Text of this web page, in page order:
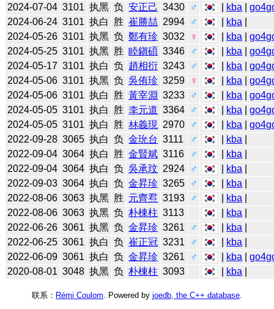
2024-07-04 3101 执黑 负 安正己 3430 ♂ kba |
2024-06-24 3101 执白 胜 崔勝喆 2994 ♂ kba
2024-05-26 3101 执黑 负 鄭有珍 3032 ♀ kba |
2024-05-25 3101 执黑 胜 睦鎭碩 3346 ♂ kba |
2024-05-17 3101 执白 负 趙相衍 3243 ♂ kba |
2024-05-06 3101 执黑 负 吳侑珍 3259 ♀ kba |
2024-05-06 3101 执白 胜 黃宰淵 3233 ♂ kba |
2024-05-05 3101 执白 胜 李元道 3364 ♂ kba |
2024-05-05 3101 执白 胜 林義現 2970 ♂ kba |
2022-09-28 3065 执白 负 金玧台 3111 ♂ kba
2022-09-04 3064 执白 胜 金賢斌 3116 ♂ kba
2022-09-04 3064 执白 负 吳承玟 2924 ♂ kba
2022-09-03 3064 执白 负 金昇珍 3265 ♂ kba
2022-08-06 3063 执黑 胜 元齊焄 3193 ♂ kba
2022-08-06 3063 执黑 负 朴棟柱 3113 kba
2022-06-26 3061 执黑 负 金昇珍 3261 ♂ kba
2022-06-25 3061 执白 负 崔正冠 3231 ♂ kba
2022-06-09 3061 执白 负 金昇珍 3261 ♂ kba |
2020-08-01 3048 执黑 负 朴棟柱 3093 kba
联系： Rémi Coulom . Powered by joedb, the C++ database